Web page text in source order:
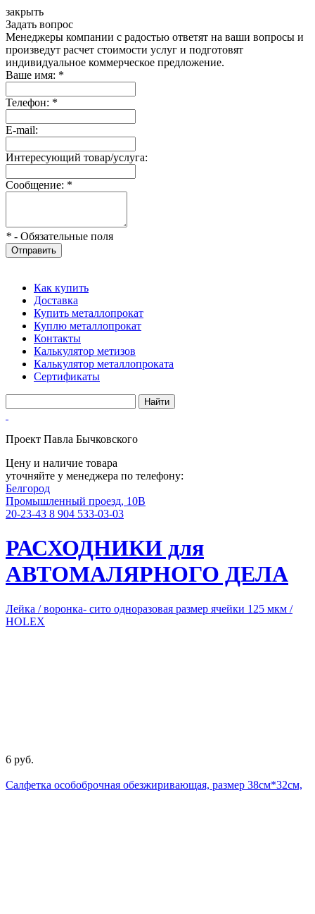
закрыть
Задать вопрос
Менеджеры компании с радостью ответят на ваши вопросы и
произведут расчет стоимости услуг и подготовят
индивидуальное коммерческое предложение.
Ваше имя: *
Телефон: *
E-mail:
Интересующий товар/услуга:
Сообщение: *
* - Обязательные поля
Отправить
Как купить
Доставка
Купить металлопрокат
Куплю металлопрокат
Контакты
Калькулятор метизов
Калькулятор металлопроката
Сертификаты
Проект Павла Бычковского
Цену и наличие товара
уточняйте у менеджера по телефону:
Белгород
Промышленный проезд, 10В
20-23-43 8 904 533-03-03
РАСХОДНИКИ для
АВТОМАЛЯРНОГО ДЕЛА
Лейка / воронка- сито одноразовая размер ячейки 125 мкм /
HOLEX
6 руб.
Салфетка особоброчная обезжиривающая, размер 38см*32см,